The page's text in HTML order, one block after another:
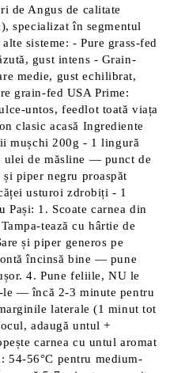
de Angus de calitate
specializat în segmentul
sisteme: - Pure grass-fed
gust intens - Grain-
medie, gust echilibrat,
grain-fed USA Prime:
untos, feedlot toată viața
clasic acasă Ingrediente
mușchi 200g - 1 lingură
ulei de măsline — punct de
piper negru proaspăt
usturoi zdrobiți - 1
Pași: 1. Scoate carnea din
tează cu hârtie de
și piper generos pe
încinsă bine — pune
4. Pune feliile, NU le
le — încă 2-3 minute pentru
laterale (1 minut tot
adaugă untul +
carnea cu untul aromat
54-56°C pentru medium-